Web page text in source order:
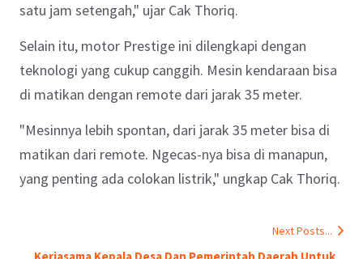
satu jam setengah," ujar Cak Thoriq.
Selain itu, motor Prestige ini dilengkapi dengan
teknologi yang cukup canggih. Mesin kendaraan bisa
di matikan dengan remote dari jarak 35 meter.
"Mesinnya lebih spontan, dari jarak 35 meter bisa di
matikan dari remote. Ngecas-nya bisa di manapun,
yang penting ada colokan listrik," ungkap Cak Thoriq.
Next Posts...
Kerjasama Kepala Desa Dan Pemerintah Daerah Untuk